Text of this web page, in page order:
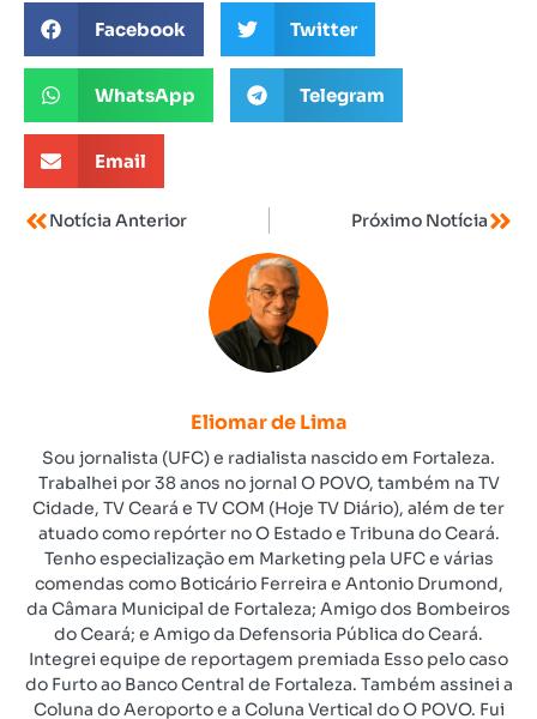
Facebook Twitter
WhatsApp Telegram
Email
Notícia Anterior Próximo Notícia
Eliomar de Lima
Sou jornalista (UFC) e radialista nascido em Fortaleza.
Trabalhei por 38 anos no jornal O POVO, também na TV
Cidade, TV Ceará e TV COM (Hoje TV Diário), além de ter
atuado como repórter no O Estado e Tribuna do Ceará.
Tenho especialização em Marketing pela UFC e várias
comendas como Boticário Ferreira e Antonio Drumond,
da Câmara Municipal de Fortaleza; Amigo dos Bombeiros
do Ceará; e Amigo da Defensoria Pública do Ceará.
Integrei equipe de reportagem premiada Esso pelo caso
do Furto ao Banco Central de Fortaleza. Também assinei a
Coluna do Aeroporto e a Coluna Vertical do O POVO. Fui